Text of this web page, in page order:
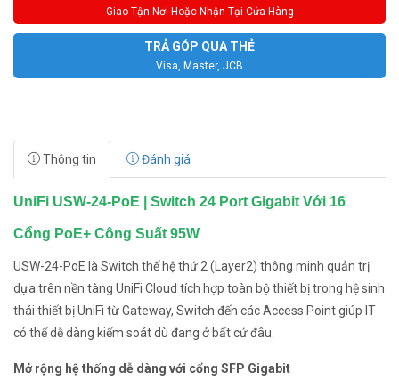
Giao Tận Nơi Hoặc Nhận Tại Cửa Hàng
TRẢ GÓP QUA THẺ
Visa, Master, JCB
Thông tin Đánh giá
UniFi USW-24-PoE | Switch 24 Port Gigabit Với 16
Cổng PoE+ Công Suất 95W
USW-24-PoE là Switch thế hệ thứ 2 (Layer2) thông minh quản trị
dựa trên nền tàng UniFi Cloud tích hợp toàn bộ thiết bị trong hệ sinh
thái thiết bị UniFi từ Gateway, Switch đến các Access Point giúp IT
có thể dễ dàng kiểm soát dù đang ở bất cứ đâu.
Mở rộng hệ thống dễ dàng với cổng SFP Gigabit